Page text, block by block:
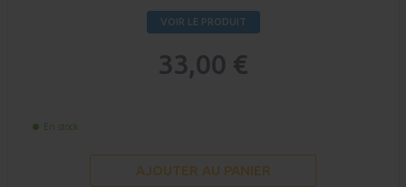
VOIR LE PRODUIT
33,00 €
En stock
AJOUTER AU PANIER